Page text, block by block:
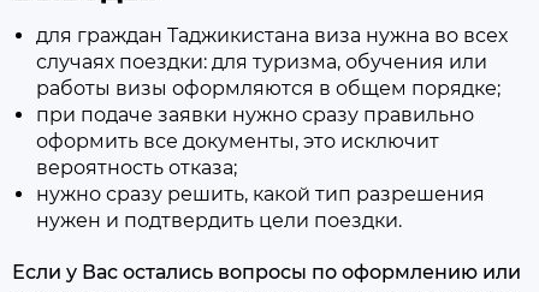
для граждан Таджикистана виза нужна во всех
случаях поездки: для туризма, обучения или
работы визы оформляются в общем порядке;
при подаче заявки нужно сразу правильно
оформить все документы, это исключит
вероятность отказа;
нужно сразу решить, какой тип разрешения
нужен и подтвердить цели поездки.
Если у Вас остались вопросы по оформлению или